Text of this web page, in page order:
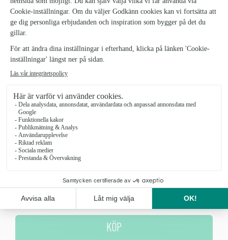
BALLONG - FÖDELSEDAG
Ballong---Fodelsedag_4
129 kr
Helium Ballong - Med Text Födelsedag på Engelska Happy birthday
Antal
KÖP